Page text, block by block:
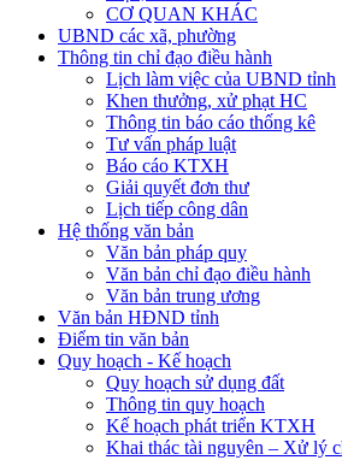
CƠ QUAN KHÁC
UBND các xã, phường
Thông tin chỉ đạo điều hành
Lịch làm việc của UBND tỉnh
Khen thưởng, xử phạt HC
Thông tin báo cáo thống kê
Tư vấn pháp luật
Báo cáo KTXH
Giải quyết đơn thư
Lịch tiếp công dân
Hệ thống văn bản
Văn bản pháp quy
Văn bản chỉ đạo điều hành
Văn bản trung ương
Văn bản HĐND tỉnh
Điểm tin văn bản
Quy hoạch - Kế hoạch
Quy hoạch sử dụng đất
Thông tin quy hoạch
Kế hoạch phát triển KTXH
Khai thác tài nguyên – Xử lý